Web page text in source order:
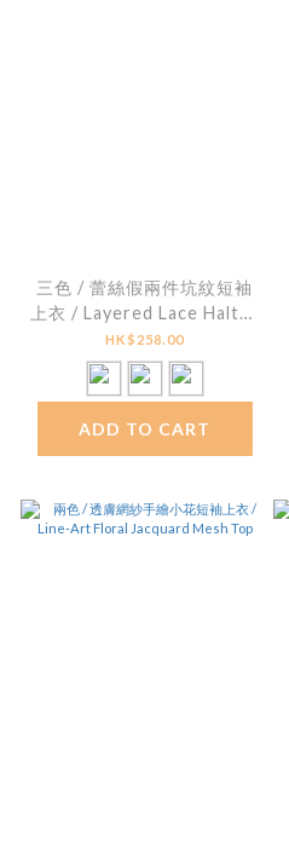
三色 / 蕾絲假兩件坑紋短袖
上衣 / Layered Lace Halter
Ribbed Short Sleeve Top
HK$258.00
ADD TO CART